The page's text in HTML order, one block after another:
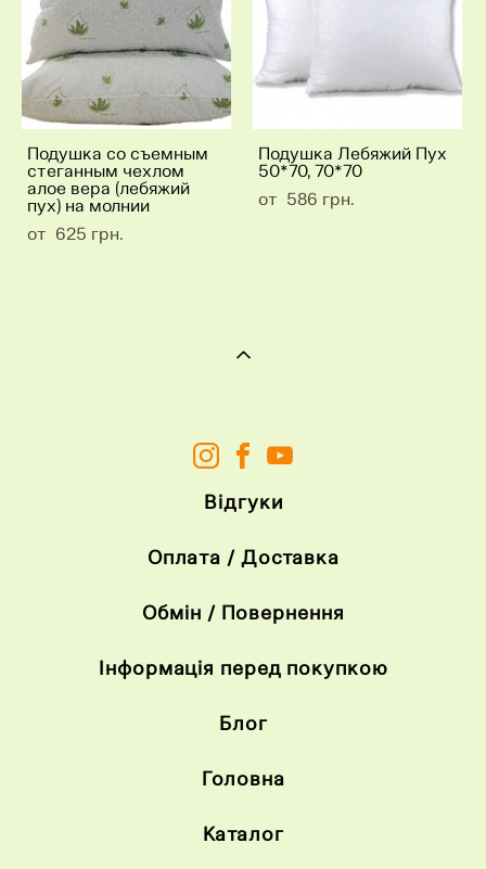
Подушка со съемным
стеганным чехлом
алое вера (лебяжий
пух) на молнии
от 625 грн.
Подушка Лебяжий Пух
50*70, 70*70
от 586 грн.
Відгуки
Оплата / Доставка
Обмін / Повернення
Інформація перед покупкою
Блог
Головна
Каталог